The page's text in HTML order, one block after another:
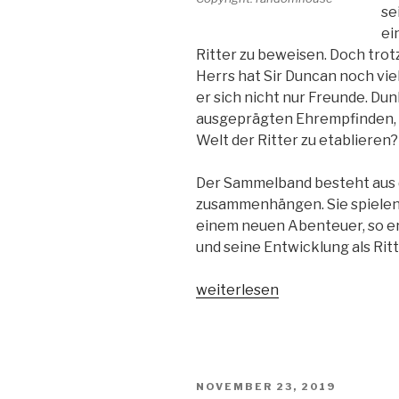
Ritter zu beweisen. Doch
Herrs hat Sir Duncan noch
er sich nicht nur Freunde.
ausgeprägten Ehrempfinden,
Welt der Ritter zu etablieren?
Der Sammelband besteht
zusammenhängen. Sie
einem neuen Abenteuer, so
und seine Entwicklung als
„Der
weiterlesen
VERÖFFENTLICHT
NOVEMBER 23, 2019